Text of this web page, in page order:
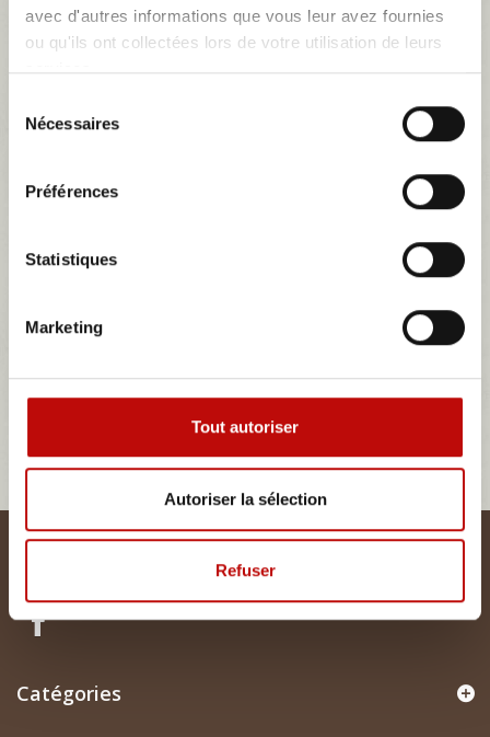
avec d'autres informations que vous leur avez fournies
ou qu'ils ont collectées lors de votre utilisation de leurs
services.
Nécessaires
Préférences
Statistiques
Marketing
Tout autoriser
Autoriser la sélection
Refuser
TR3
produit de 1955 à 1957.Elle apparaît en octobre 1955. Elle est
produite à la Standard Motor Company au Royaume-Uni qui
marché britannique, le reste de la production sera expatrié vers le
marché américain. En 2002, 893 Triu...
Il n'y a aucun produit dans cette catégorie.
Lettre d'informations
Catégories